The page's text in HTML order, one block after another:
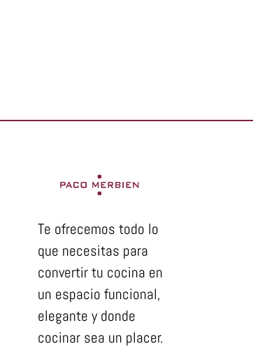
Te ofrecemos todo lo
que necesitas para
convertir tu cocina en
un espacio funcional,
elegante y donde
cocinar sea un placer.